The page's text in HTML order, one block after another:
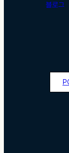
블로그